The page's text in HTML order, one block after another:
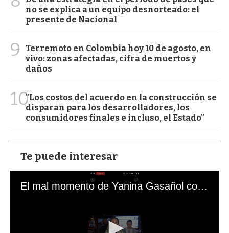
no se explica a un equipo desnorteado: el
presente de Nacional
9
Terremoto en Colombia hoy 10 de agosto, en
vivo: zonas afectadas, cifra de muertos y
daños
10"Los costos del acuerdo en la construcción se
disparan para los desarrolladores, los
consumidores finales e incluso, el Estado"
Te puede interesar
El mal momento de Yanina Gasañol con un hincha argentino en "Subrayado"